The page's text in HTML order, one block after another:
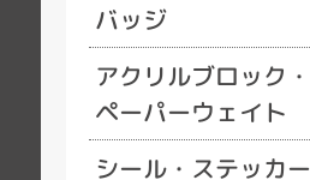
バッジ
アクリルブロック・
ペーパーウェイト
シール・ステッカー